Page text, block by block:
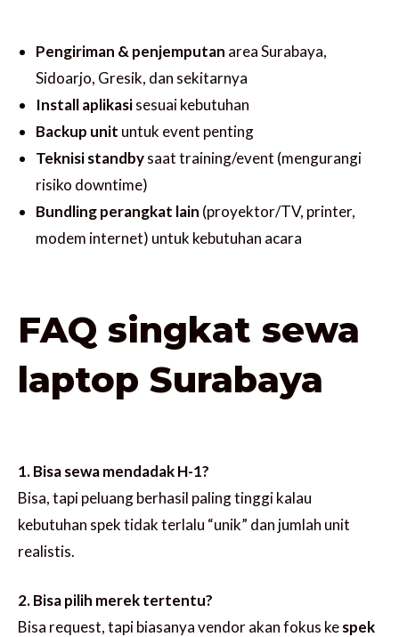
Pengiriman & penjemputan area Surabaya,
Sidoarjo, Gresik, dan sekitarnya
Install aplikasisesuai kebutuhan
Backup unit untuk event penting
Teknisi standbysaat training/event (mengurangi
risiko downtime)
Bundling perangkat lain (proyektor/TV, printer,
modem internet) untuk kebutuhan acara
FAQ singkat sewa
laptop Surabaya
1. Bisa sewa mendadak H-1?
Bisa, tapi peluang berhasil paling tinggi kalau
kebutuhan spek tidak terlalu “unik” dan jumlah unit
realistis.
2. Bisa pilih merek tertentu?
Bisa request, tapi biasanya vendor akan fokus kespek